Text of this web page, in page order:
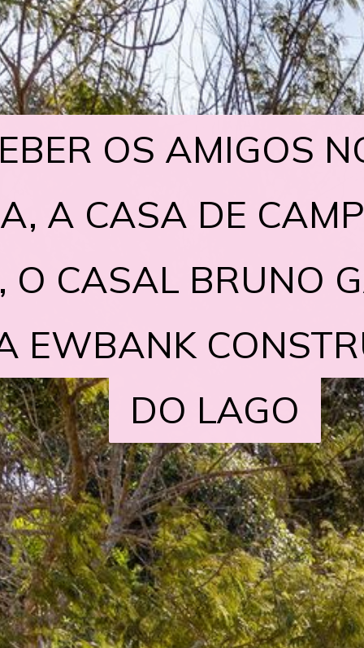
OS AMIGOS
A CASA DE
O CASAL BRUNO
EWBANK
DO LAGO
OS AMIGOS
A CASA DE
O CASAL BRUNO
EWBANK
DO LAGO